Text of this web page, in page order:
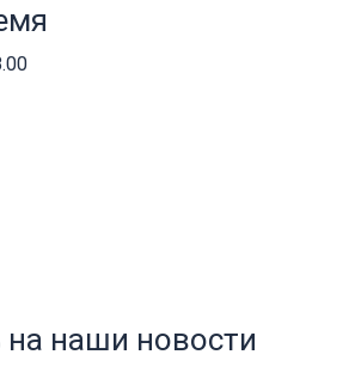
наши новости